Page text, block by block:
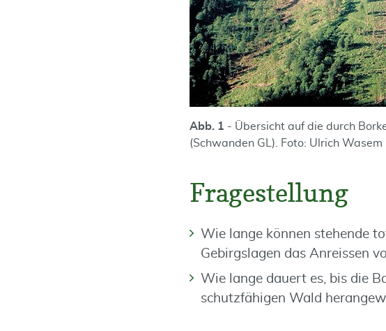
Abb. 1 - Übersicht auf die durch
(Schwanden GL). Foto: Ulrich Wasem
Fragestellung
Wie lange können stehende
Gebirgslagen das Anreissen
Wie lange dauert es, bis die
schutzfähigen Wald